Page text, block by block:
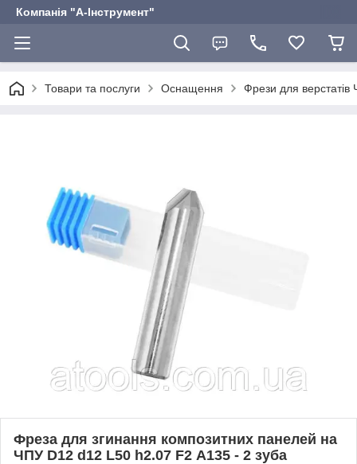
Компанія "А-Інструмент"
Товари та послуги Оснащення Фрези для верстатів
Фреза для згинання композитних панелей на
ЧПУ D12 d12 L50 h2.07 F2 А135 - 2 зуба